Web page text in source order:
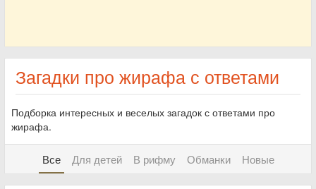
Загадки про жирафа с ответами
Подборка интересных и веселых загадок с ответами про
жирафа.
Все Для детей В рифму Обманки Новые